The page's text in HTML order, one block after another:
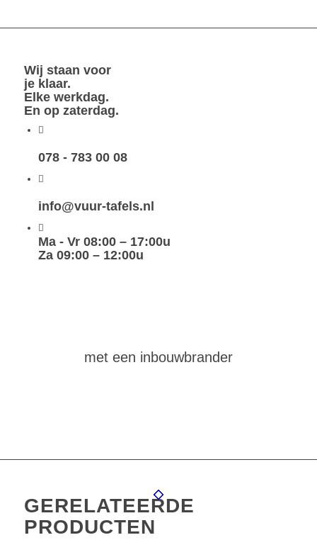
Wij staan voor
je klaar.
Elke werkdag.
En op zaterdag.
078 - 783 00 08
info@vuur-tafels.nl
Ma - Vr 08:00 – 17:00u
Za 09:00 – 12:00u
met een inbouwbrander
GERELATEERDE
PRODUCTEN